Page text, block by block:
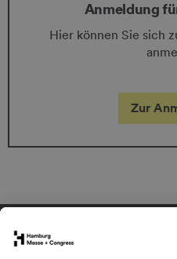
Anmeldung
Hier können Sie sich
Zur
FAQs für